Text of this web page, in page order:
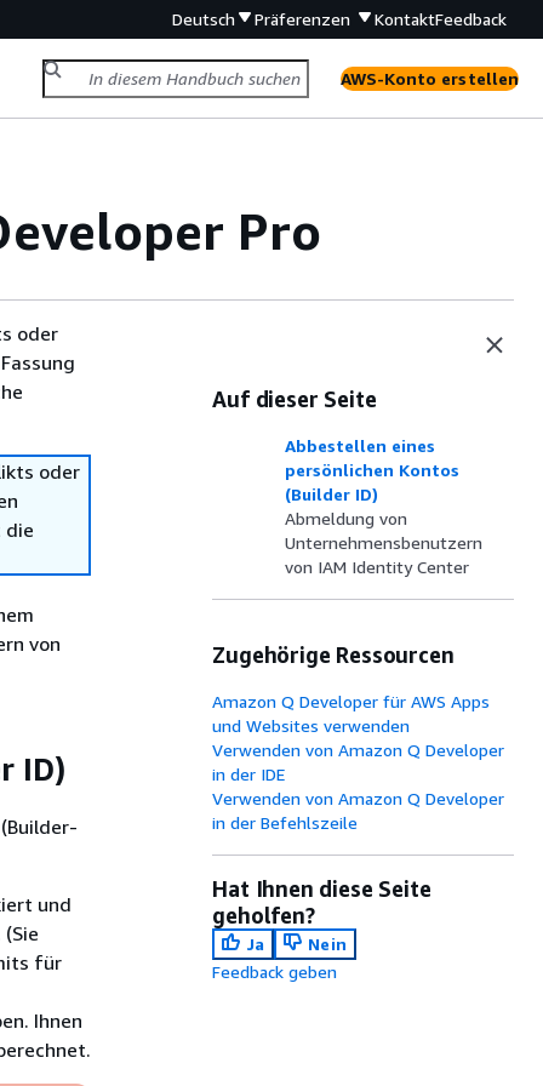
Deutsch Präferenzen KontaktFeedback
AWS-Konto erstellen
Pro
oder
oder
die
von
ID)
und
für
Ihnen
Auf dieser Seite
Abbestellen eines
persönlichen Kontos
(Builder ID)
Abmeldung von
Unternehmensbenutzern
von IAM Identity Center
Zugehörige Ressourcen
Amazon Q Developer für AWS Apps
und Websites verwenden
Verwenden von Amazon Q Developer
in der IDE
Verwenden von Amazon Q Developer
in der Befehlszeile
Hat Ihnen diese Seite
geholfen?
Ja
Nein
Feedback geben